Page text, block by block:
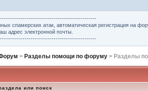
спамерских атак, автоматическая регистрация на
адрес электронной почты.
> Разделы помощи по форуму > Разделы
или поиск